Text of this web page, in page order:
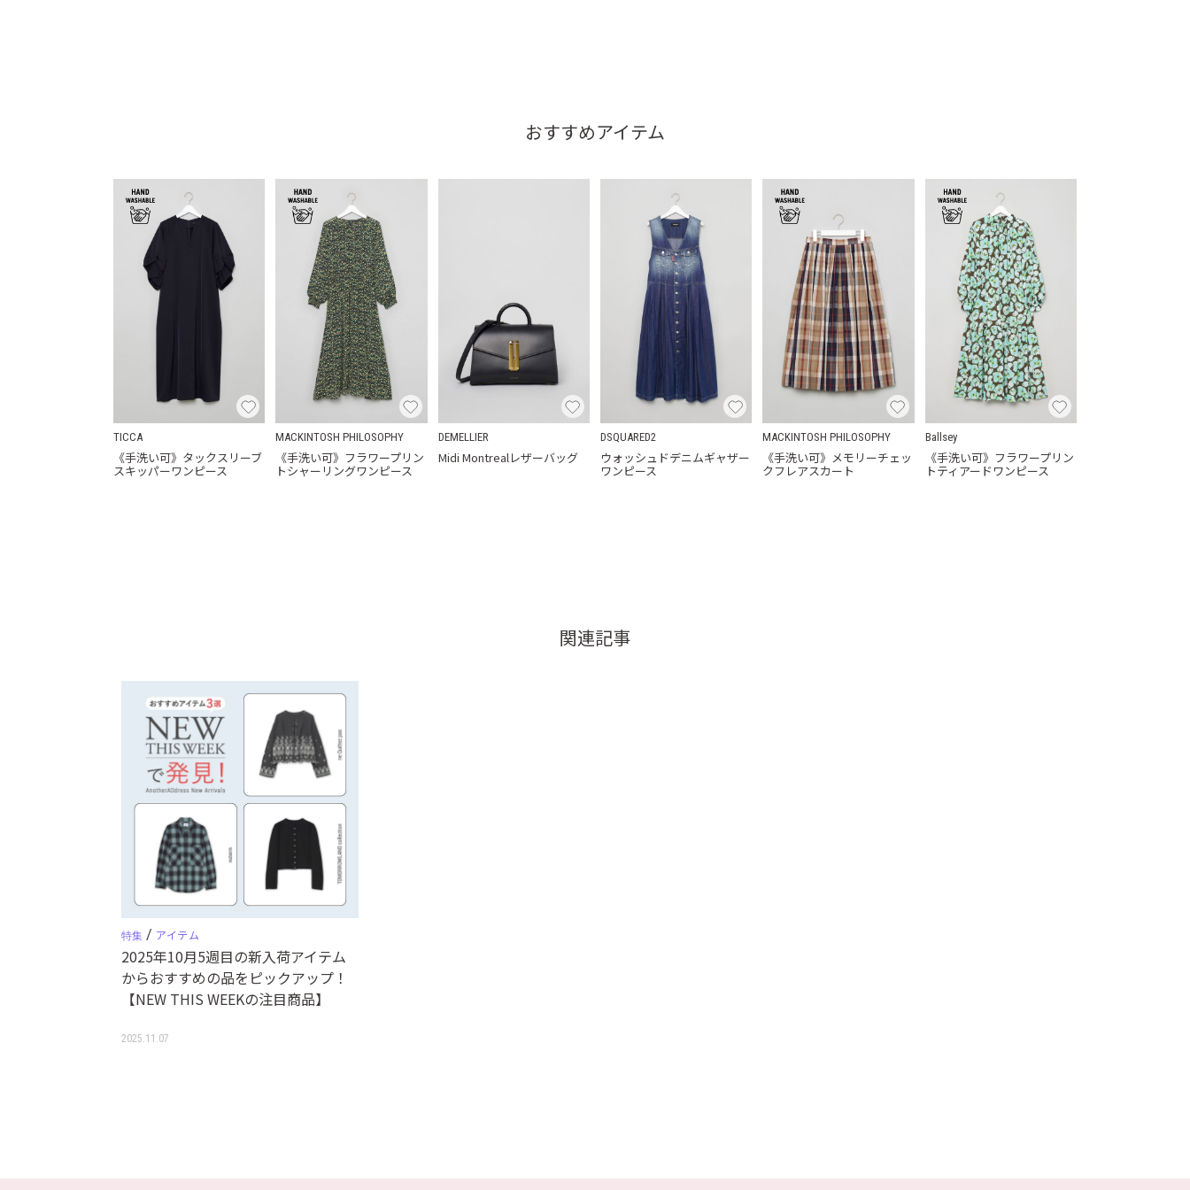
おすすめアイテム
TICCA
《手洗い可》タックスリーブ
スキッパーワンピース
MACKINTOSH PHILOSOPHY
《手洗い可》フラワープリン
トシャーリングワンピース
DEMELLIER
Midi Montrealレザーバッグ
DSQUARED2
ウォッシュドデニムギャザー
ワンピース
MACKINTOSH PHILOSOPHY
《手洗い可》メモリーチェッ
クフレアスカート
Ballsey
《手洗い可》フラワープリン
トティアードワンピース
関連記事
特集 / アイテム
2025年10月5週目の新入荷アイテム
からおすすめの品をピックアップ！
【NEW THIS WEEKの注目商品】
2025.11.07